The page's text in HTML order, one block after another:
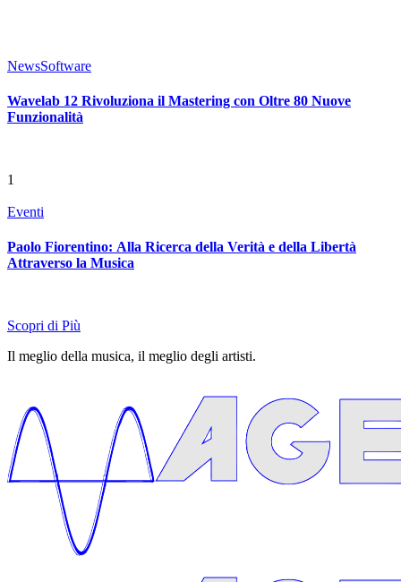
NewsSoftware
Wavelab 12 Rivoluziona il Mastering con Oltre 80 Nuove
Funzionalità
1
Eventi
Paolo Fiorentino: Alla Ricerca della Verità e della Libertà
Attraverso la Musica
Scopri di Più
Il meglio della musica, il meglio degli artisti.